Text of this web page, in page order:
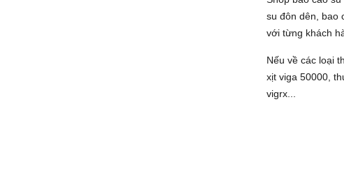
su đôn dên, bao
với từng khách
Nếu về các loại
xịt viga 50000,
vigrx...